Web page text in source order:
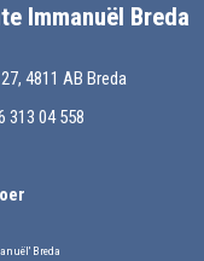
Immanuël Breda
4811 AB Breda
313 04 558
Breda